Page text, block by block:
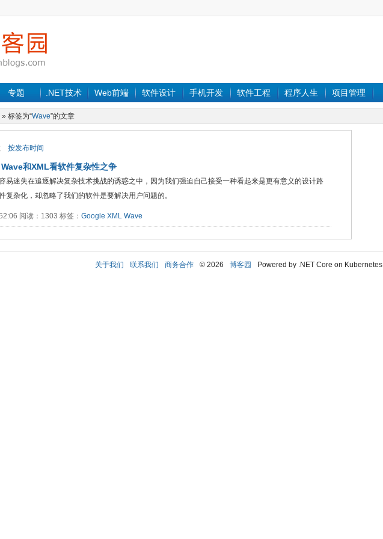
专题 .NET技术 Web前端 软件设计 手机开发 软件工程 程序人生 项目管理
» 标签为“Wave”的文章
按发布时间
和XML看软件复杂性之争
易迷失在追逐解决复杂技术挑战的诱惑之中，因为我们强迫自己接受一种看起来是更有意义的设计路
复杂化，却忽略了我们的软件是要解决用户问题的。
阅读：1303 标签： Google XML Wave
关于我们 联系我们 商务合作 © 2026 博客园 Powered by .NET Core on Kubernetes